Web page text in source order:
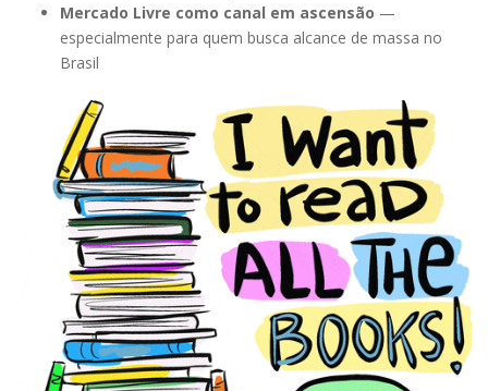
Mercado Livre como canal em ascensão —
especialmente para quem busca alcance de massa no
Brasil